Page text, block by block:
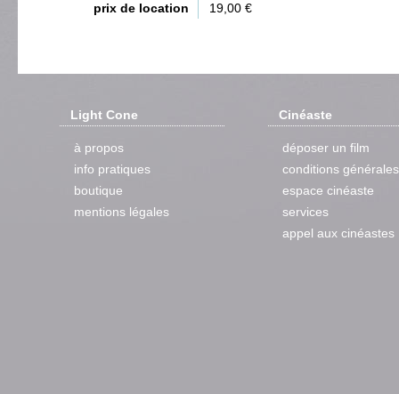
prix de location
19,00 €
Light Cone
à propos
info pratiques
boutique
mentions légales
Cinéaste
déposer un film
conditions générales
espace cinéaste
services
appel aux cinéastes